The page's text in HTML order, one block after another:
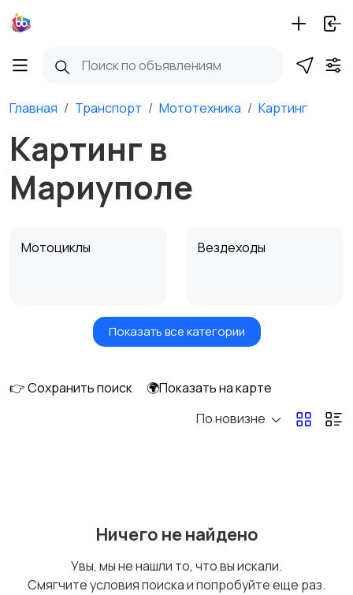
Главная Транспорт Мототехника Картинг
Картинг в
Мариуполе
Мотоциклы Вездеходы
Квадроциклы и багги
Снегоходы
Показать все категории
👉 Сохранить поиск
🌍Показать на карте
По новизне
Ничего не найдено
Увы, мы не нашли то, что вы искали.
Смягчите условия поиска и попробуйте еще раз.